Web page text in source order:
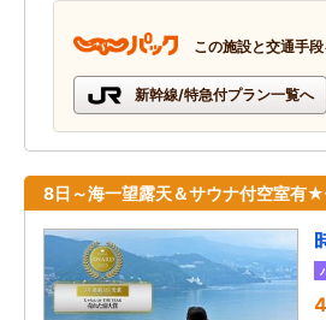
この施設と交通手
新幹線/特急付プラン一覧へ
8日～海一望露天＆サウナ付空室有